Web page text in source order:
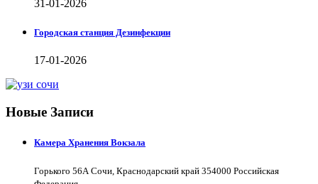
31-01-2026
Городская станция Дезинфекции
17-01-2026
Новые Записи
Камера Хранения Вокзала
Горького 56А Сочи, Краснодарский край 354000 Российская